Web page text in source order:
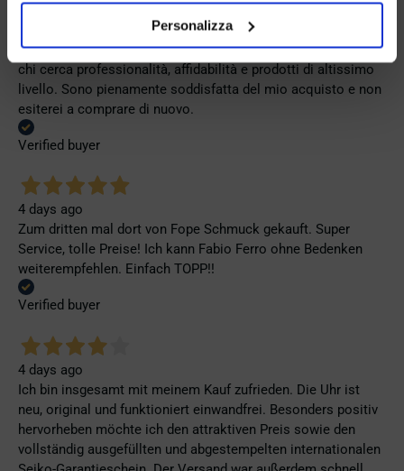
Personalizza
stata eccellente. Anche il servizio è stato impeccabile:
spedizione puntuale, confezione elegante e massima
attenzione al cliente. Consiglio vivamente questo venditore a
chi cerca professionalità, affidabilità e prodotti di altissimo
livello. Sono pienamente soddisfatta del mio acquisto e non
esiterei a comprare di nuovo.
Verified buyer
4 days ago
Zum dritten mal dort von Fope Schmuck gekauft. Super
Service, tolle Preise! Ich kann Fabio Ferro ohne Bedenken
weiterempfehlen. Einfach TOPP!!
Verified buyer
4 days ago
Ich bin insgesamt mit meinem Kauf zufrieden. Die Uhr ist
neu, original und funktioniert einwandfrei. Besonders positiv
hervorheben möchte ich den attraktiven Preis sowie den
vollständig ausgefüllten und abgestempelten internationalen